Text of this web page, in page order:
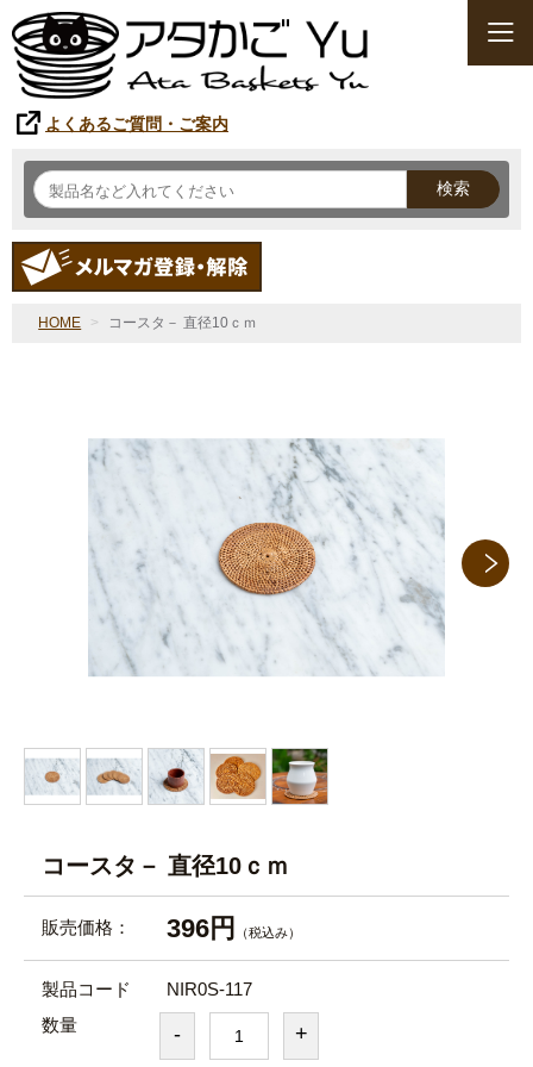
よくあるご質問・ご案内
検索
HOME コースタ－ 直径10ｃｍ
コースタ－ 直径10ｃｍ
販売価格： 396円 （税込み）
製品コード
NIR0S-117
数量
- +